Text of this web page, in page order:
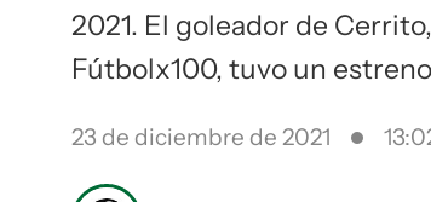
2021. El goleador de
Fútbolx100, tuvo un
23 de diciembre de 2021